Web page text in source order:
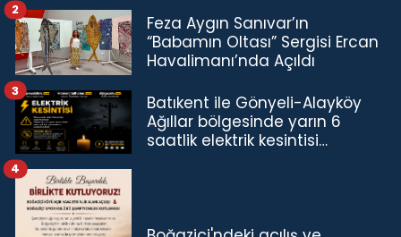
Feza Aygın Sanıvar’ın
“Babamın Oltası” Sergisi Ercan
Havalimanı’nda Açıldı
2
Batıkent ile Gönyeli-Alayköy
Ağıllar bölgesinde yarın 6
saatlik elektrik kesintisi…
3
4